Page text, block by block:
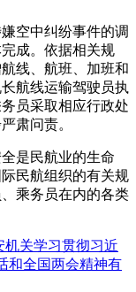
空中纠纷事件的调
成。依据相关规
线、航班、加班和
航线运输驾驶员执
员采取相应行政处
肃问责。
是民航业的生命
民航组织的有关规
乘务员在内的各类
机关学习贯彻习近
和全国两会精神有